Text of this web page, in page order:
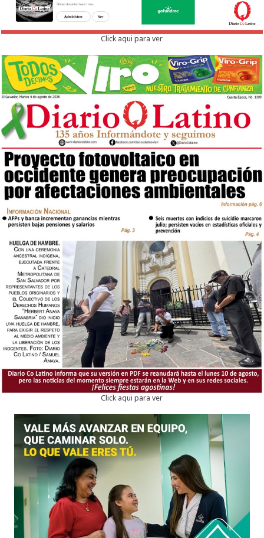
Click aqui para ver
Click aqui para ver